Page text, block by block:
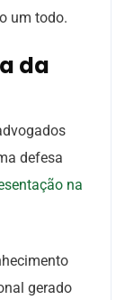
um todo.
da
defesa
na
gerado